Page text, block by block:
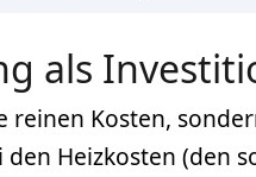
als
reinen Kosten,
Heizkosten (den